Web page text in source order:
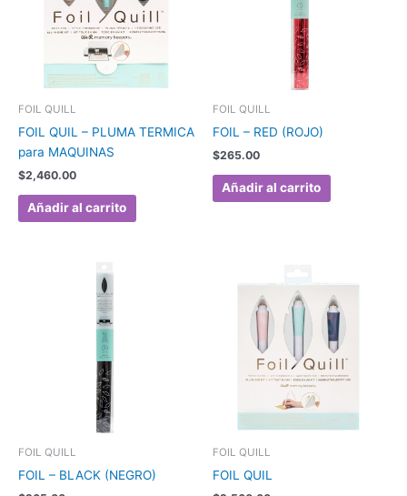
FOIL QUILL
FOIL QUIL – PLUMA TERMICA
para MAQUINAS
$2,460.00
Añadir al carrito
FOIL QUILL
FOIL – RED (ROJO)
$265.00
Añadir al carrito
FOIL QUILL
FOIL – BLACK (NEGRO)
FOIL QUILL
FOIL QUIL